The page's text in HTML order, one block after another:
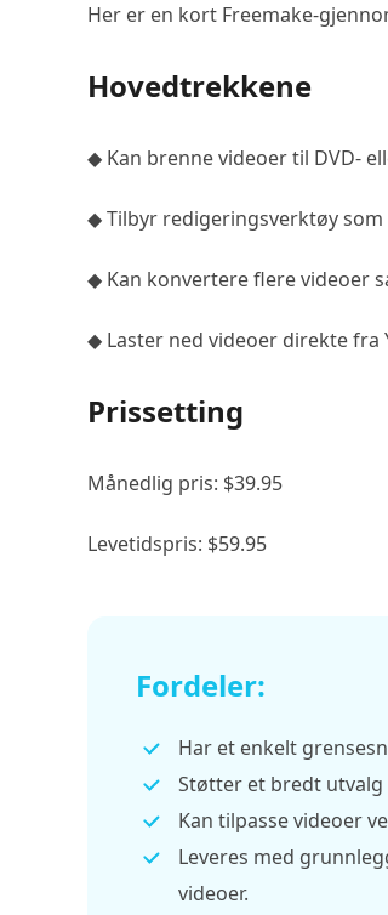
Her er en kort Freemake-
Hovedtrekkene
◆ Kan brenne videoer til DVD-
◆ Tilbyr redigeringsverktøy
◆ Kan konvertere flere videoer
◆ Laster ned videoer direkte
Prissetting
Månedlig pris: $39.95
Levetidspris: $59.95
Fordeler:
Har et enkelt
Støtter et bredt utvalg
Kan tilpasse videoer
Leveres med
videoer.